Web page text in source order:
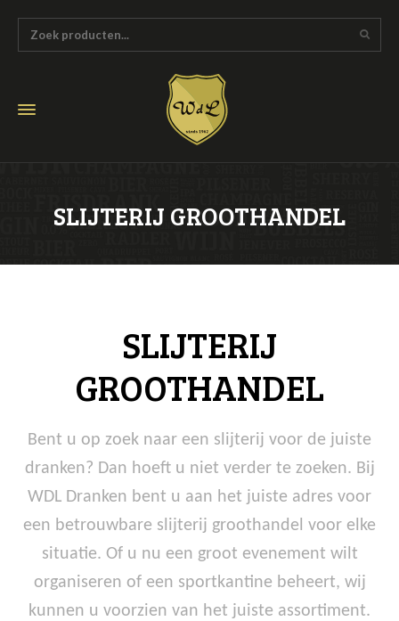
SLIJTERIJ GROOTHANDEL
SLIJTERIJ
GROOTHANDEL
Bent u op zoek naar een slijterij voor de juiste
dranken? Dan hoeft u niet verder te zoeken. Bij
WDL Dranken bent u aan het juiste adres voor
een betrouwbare slijterij groothandel voor elke
situatie. Of u nu een groot evenement wilt
organiseren of een sportkantine beheert, wij
kunnen u voorzien van het juiste assortiment.